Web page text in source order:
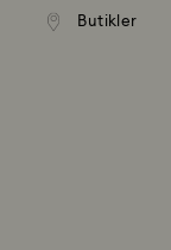
Accesskeys list
Butikler